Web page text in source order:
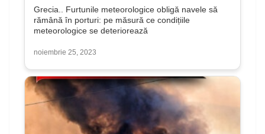
Grecia.. Furtunile meteorologice obligă navele să
rămână în porturi: pe măsură ce condițiile
meteorologice se deteriorează
noiembrie 25, 2023